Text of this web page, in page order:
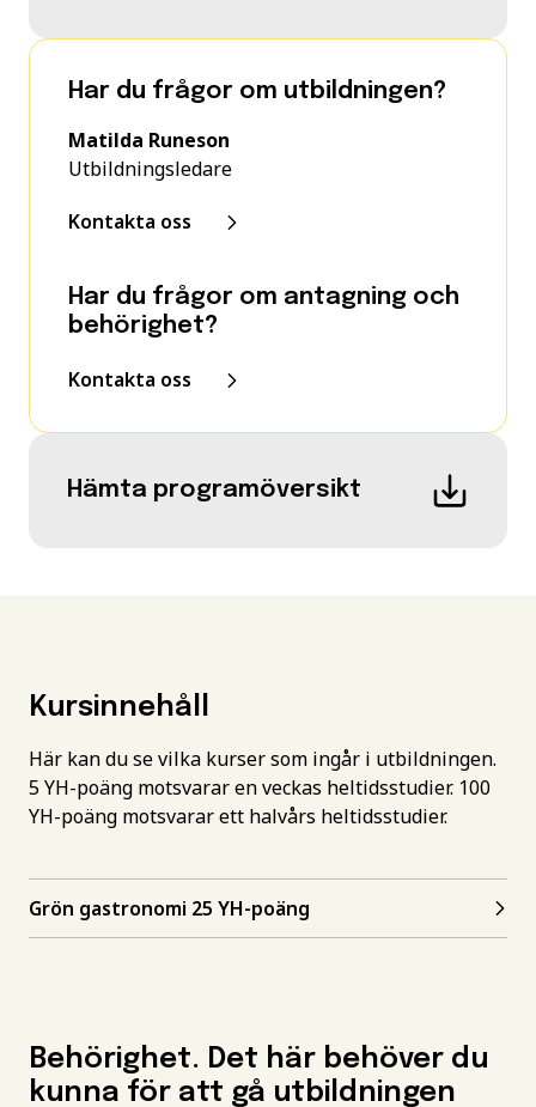
Har du frågor om utbildningen?
Matilda Runeson
Utbildningsledare
Kontakta oss
Har du frågor om antagning och
behörighet?
Kontakta oss
Hämta programöversikt
Kursinnehåll
Här kan du se vilka kurser som ingår i utbildningen.
5 YH-poäng motsvarar en veckas heltidsstudier. 100
YH-poäng motsvarar ett halvårs heltidsstudier.
Grön gastronomi 25 YH-poäng
Behörighet. Det här behöver du
kunna för att gå utbildningen